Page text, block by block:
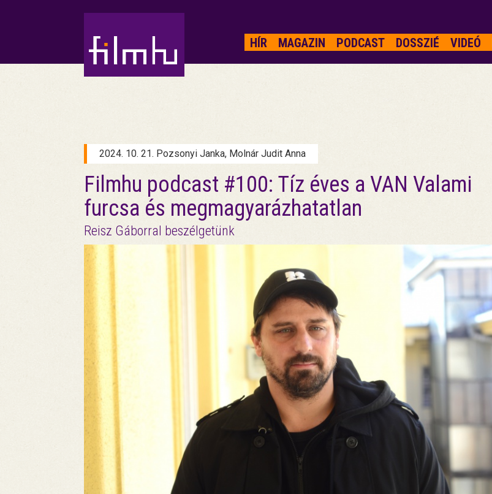
HÍR MAGAZIN PODCAST DOSSZIÉ VIDEÓ
2024. 10. 21. Pozsonyi Janka, Molnár Judit Anna
Filmhu podcast #100: Tíz éves a VAN Valami
furcsa és megmagyarázhatatlan
Reisz Gáborral beszélgetünk